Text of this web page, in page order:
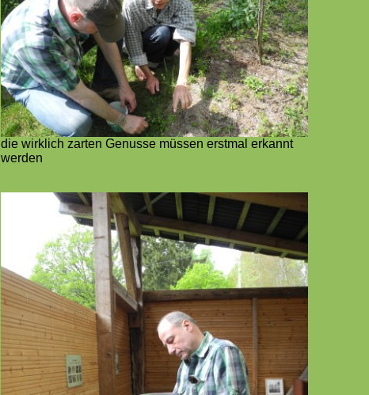
die wirklich zarten Genusse müssen erstmal erkannt
werden